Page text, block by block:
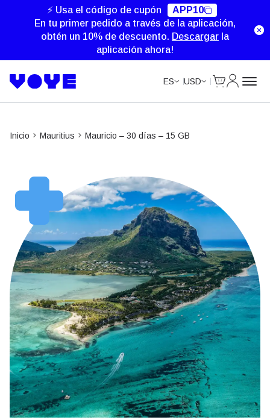
⚡ Usa el código de cupón
APP10
En tu primer pedido a través de la aplicación,
obtén un 10% de descuento. Descargar la
aplicación ahora!
ES USD
Inicio Mauritius Mauricio – 30 días – 15 GB